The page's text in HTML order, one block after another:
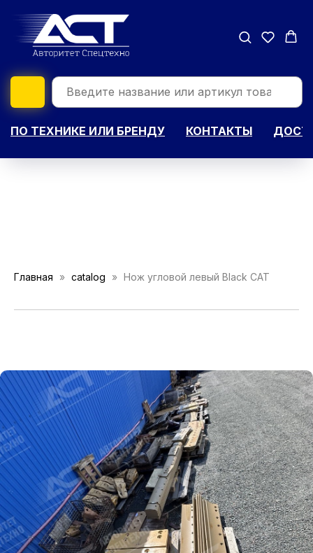
ПО ТЕХНИКЕ ИЛИ БРЕНДУ КОНТАКТЫ
Главная catalog Нож угловой левый Black CAT